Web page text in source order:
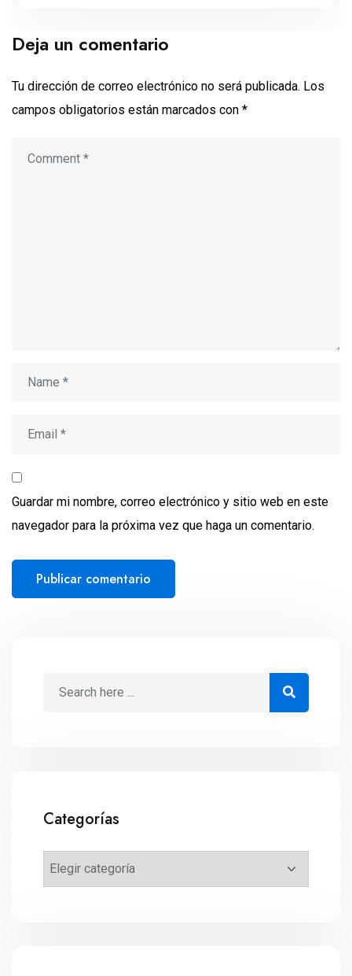
Deja un comentario
Tu dirección de correo electrónico no será publicada. Los
campos obligatorios están marcados con *
Guardar mi nombre, correo electrónico y sitio web en este
navegador para la próxima vez que haga un comentario.
Categorías